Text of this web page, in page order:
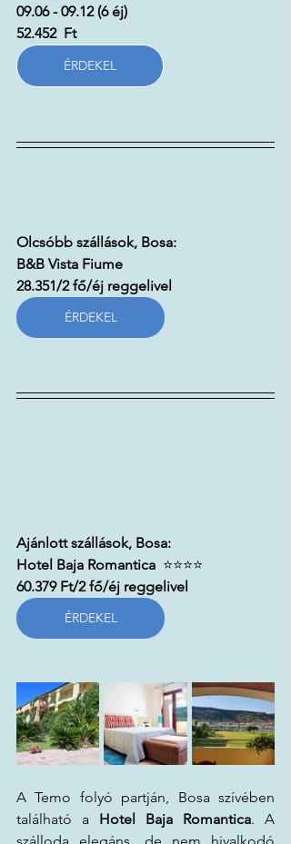
52.452  Ft
ÉRDEKEL
Olcsóbb szállások, Bosa:
B&B Vista Fiume
28.351/2 fő/éj reggelivel
ÉRDEKEL
Ajánlott szállások, Bosa:
Hotel Baja Romantica ⭐⭐⭐⭐
60.379 Ft/2 fő/éj reggelivel
ÉRDEKEL
A Temo folyó partján, Bosa szívében
található a Hotel Baja Romantica. A